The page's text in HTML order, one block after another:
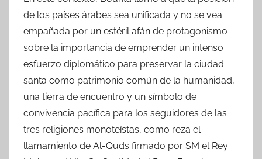
de los países árabes sea unificada y no se vea
empañada por un estéril afán de protagonismo
sobre la importancia de emprender un intenso
esfuerzo diplomático para preservar la ciudad
santa como patrimonio común de la humanidad,
una tierra de encuentro y un símbolo de
convivencia pacífica para los seguidores de las
tres religiones monoteístas, como reza el
llamamiento de Al-Quds firmado por SM el Rey